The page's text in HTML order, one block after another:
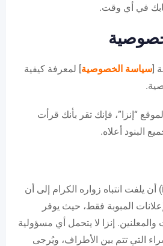
في أي وقت.
[سياسة الخصوصية] لمعرفة كيفية
“إنزا”، فإنك تقر بأنك قرأت
البنود أعلاه.
يود موقع إنزا (inza.ma) أن يلفت انتباه زواره الكرام إلى أن
المبوبة فقط، حيث يوفر
إنزا لا يتحمل أي مسؤولية
التي تتم بين الأطراف، ويُرجى